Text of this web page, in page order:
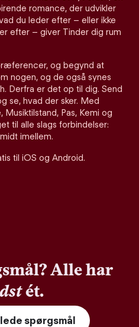
romance, der udvikler
du leder efter – eller ikke
efter – giver Tinder dig rum
og begynd at
nogen, og de også synes
Derfra er det op til dig. Send
se, hvad der sker. Med
Pas, Kemi og
til alle slags forbindelser:
imellem.
til iOS og Android.
Alle har
ét.
spørgsmål